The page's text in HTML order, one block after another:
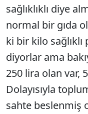
sağlıklıklı diye
normal bir gıda
ki bir kilo
diyorlar ama
250 lira olan var,
Dolayısıyla
sahte beslenmiş